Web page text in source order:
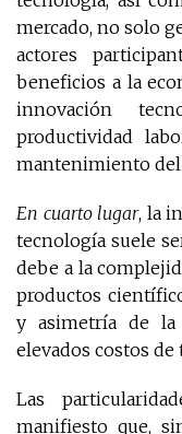
mercado, no solo
actores
beneficios a la
innovación
productividad
mantenimiento
En cuarto lugar, la
tecnología suele
debe a la
productos
y asimetría de
elevados costos de
Las
manifiesto que,